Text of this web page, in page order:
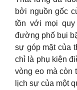
bởi nguồn gốc
tồn với mọi
đường phố bụi
sự góp mặt của
chỉ là phụ kiện
vòng eo mà còn
lịch sự của một